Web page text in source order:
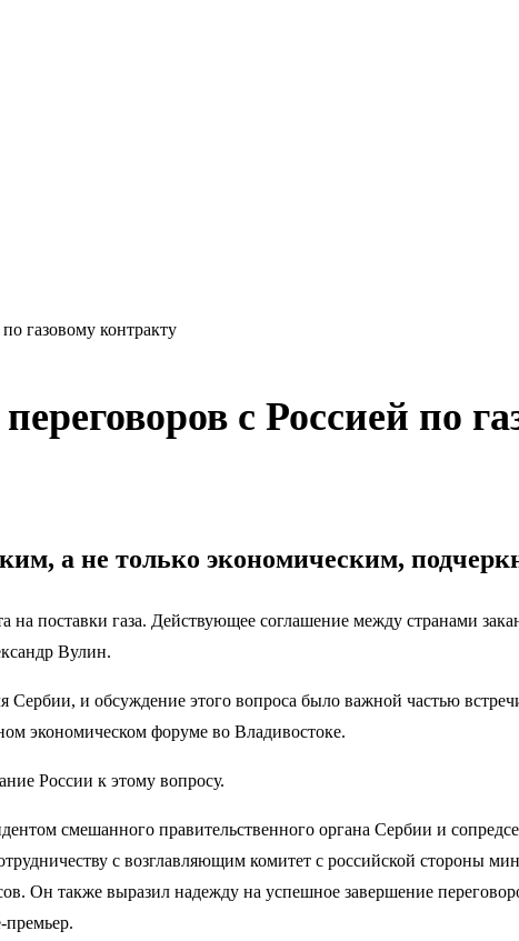
газовому контракту
с Россией по
а не только экономическим,
поставки газа. Действующее соглашение между странами
Вулин.
и обсуждение этого вопроса было важной частью
экономическом форуме во Владивостоке.
России к этому вопросу.
смешанного правительственного органа Сербии и
с возглавляющим комитет с российской стороны
Он также выразил надежду на успешное завершение
премьер.